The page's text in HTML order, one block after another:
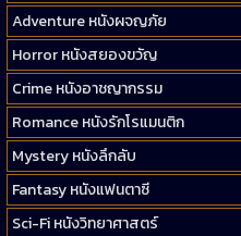
Adventure หนังผจญภัย
Horror หนังสยองขวัญ
Crime หนังอาชญากรรม
Romance หนังรักโรแมนติก
Mystery หนังลึกลับ
Fantasy หนังแฟนตาซี
Sci-Fi หนังวิทยาศาสตร์